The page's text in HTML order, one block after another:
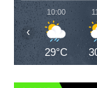
10:00
29°C
‹